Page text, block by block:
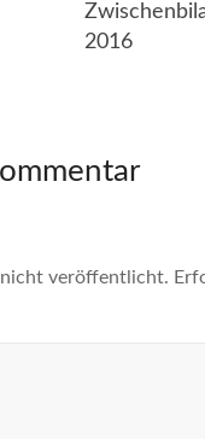
2016
veröffentlicht.